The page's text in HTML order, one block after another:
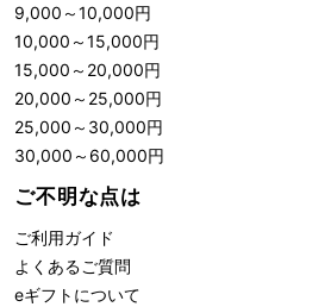
9,000 ～10,000円
10,000 ～15,000円
15,000 ～ 20,000円
20,000 ～ 25,000円
25,000 ～ 30,000円
30,000 ～ 60,000円
ご不明な点は
ご利用ガイド
よくあるご質問
eギフトについて